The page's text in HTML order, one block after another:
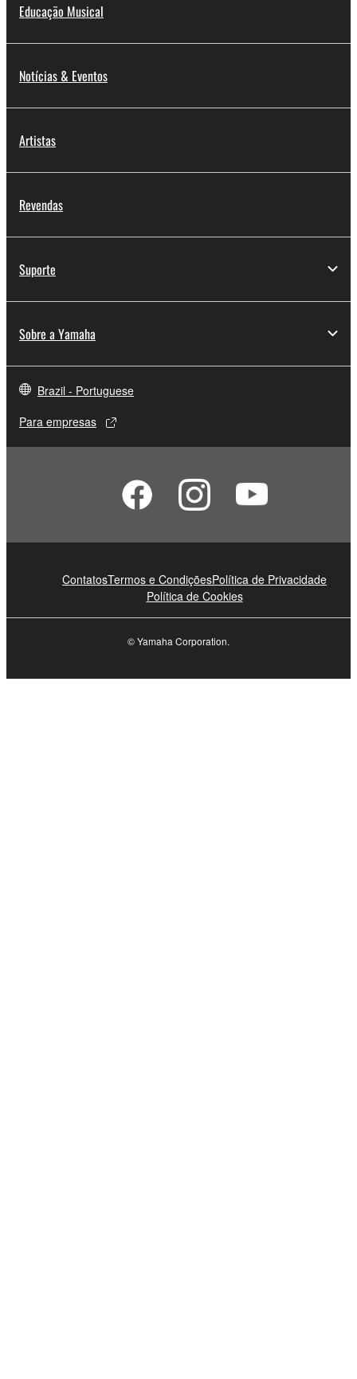
Educação Musical
Notícias & Eventos
Artistas
Revendas
Suporte
Sobre a Yamaha
Brazil - Portuguese
Para empresas
ContatosTermos e CondiçõesPolítica de Privacidade
Política de Cookies
© Yamaha Corporation.